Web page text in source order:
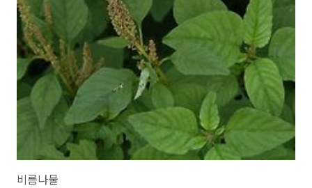
가장 많이 소비되는 육류 중 하나입니다.그 이유는 무엇일까요?여러 가
지가 있지만, 크게 세 가지로 요약할 수 있습니다. 🍗 뛰어난 맛과 다재다
능함닭은 어떤 양념과도 잘 어울리며, 조리법에 따라 무한한 변신이 가능
합니다.매콤한 양념에 버무려 볶거나, 담백하게 삶거나, 바삭하게 ..
비름나물